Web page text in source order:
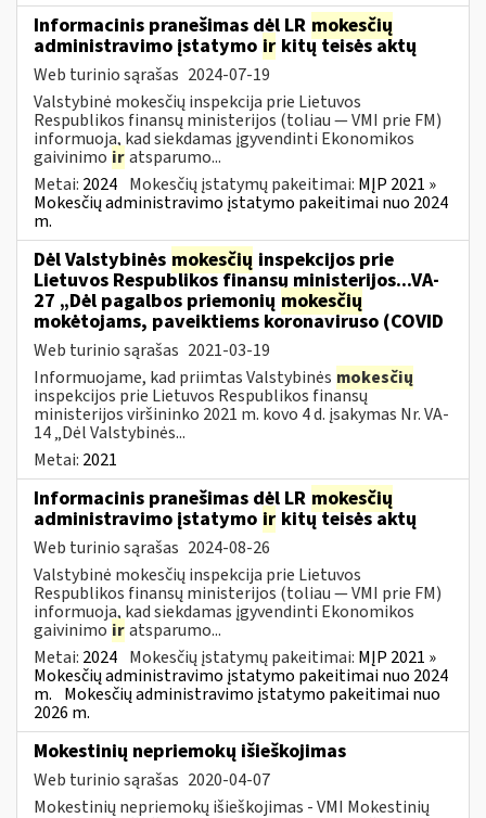
Informacinis pranešimas dėl LR mokesčių
administravimo įstatymo ir kitų teisės aktų
Web turinio sąrašas 2024-07-19
Valstybinė mokesčių inspekcija prie Lietuvos
Respublikos finansų ministerijos (toliau — VMI prie FM)
informuoja, kad siekdamas įgyvendinti Ekonomikos
gaivinimo iratsparumo...
Metai: 2024 Mokesčių įstatymų pakeitimai: MĮP 2021 »
Mokesčių administravimo įstatymo pakeitimai nuo 2024
m.
Dėl Valstybinės mokesčių inspekcijos prie
Lietuvos Respublikos finansų ministerijos...VA-
27 „Dėl pagalbos priemonių mokesčių
mokėtojams, paveiktiems koronaviruso (COVID
Web turinio sąrašas 2021-03-19
Informuojame, kad priimtas Valstybinės mokesčių
inspekcijos prie Lietuvos Respublikos finansų
ministerijos viršininko 2021 m. kovo 4 d. įsakymas Nr. VA-
14 „Dėl Valstybinės...
Metai: 2021
Informacinis pranešimas dėl LR mokesčių
administravimo įstatymo ir kitų teisės aktų
Web turinio sąrašas 2024-08-26
Valstybinė mokesčių inspekcija prie Lietuvos
Respublikos finansų ministerijos (toliau — VMI prie FM)
informuoja, kad siekdamas įgyvendinti Ekonomikos
gaivinimo iratsparumo...
Metai: 2024 Mokesčių įstatymų pakeitimai: MĮP 2021 »
Mokesčių administravimo įstatymo pakeitimai nuo 2024
m. Mokesčių administravimo įstatymo pakeitimai nuo
2026 m.
Mokestinių nepriemokų išieškojimas
Web turinio sąrašas 2020-04-07
Mokestinių nepriemokų išieškojimas - VMI Mokestinių